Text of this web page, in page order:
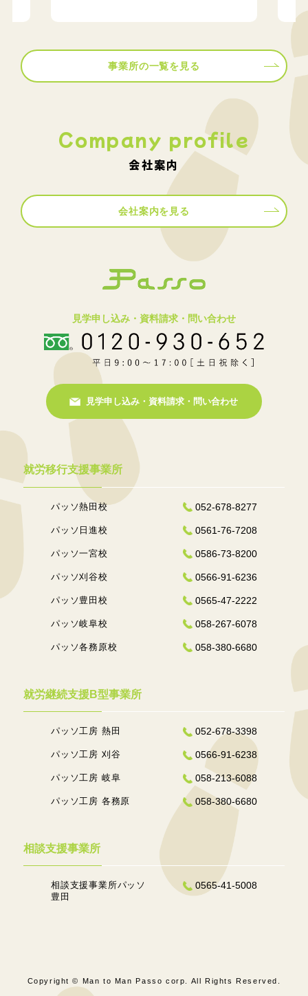
事業所の一覧を見る
Company profile
会社案内
会社案内を見る
見学申し込み・資料請求・問い合わせ
見学申し込み・資料請求・問い合わせ
就労移行支援事業所
パッソ熱田校 052-678-8277
パッソ日進校 0561-76-7208
パッソ一宮校 0586-73-8200
パッソ刈谷校 0566-91-6236
パッソ豊田校 0565-47-2222
パッソ岐阜校 058-267-6078
パッソ各務原校 058-380-6680
就労継続支援B型事業所
パッソ工房 熱田 052-678-3398
パッソ工房 刈谷 0566-91-6238
パッソ工房 岐阜 058-213-6088
パッソ工房 各務原 058-380-6680
相談支援事業所
相談支援事業所パッソ
豊田
0565-41-5008
Copyright © Man to Man Passo corp. All Rights Reserved.